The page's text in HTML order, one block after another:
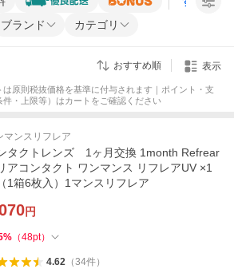
ブランド カテゴリ
おすすめ順 表示
は原則税抜価格を基準に付与されます｜ポイント・支
・上限等）はカートをご確認ください
マンスリフレア
タクトレンズ 1ヶ月交換 1month Refrear
アコンタクト ワンマンス リフレアUV ×1
1箱6枚入）1マンスリフレア
円
% （48pt）
4.62（34件）